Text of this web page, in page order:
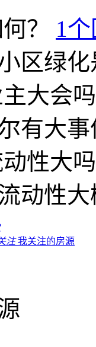
？
1
区绿
大会
有大
性大
动性
注 我关注的房源